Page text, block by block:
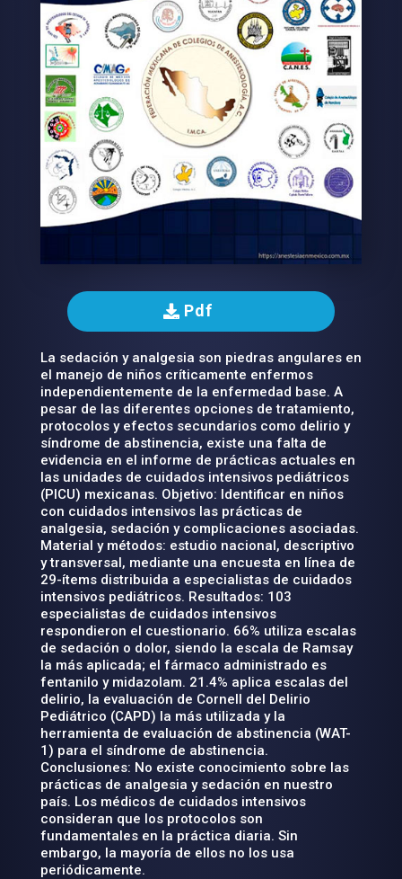
Pdf
La sedación y analgesia son piedras angulares en
el manejo de niños críticamente enfermos
independientemente de la enfermedad base. A
pesar de las diferentes opciones de tratamiento,
protocolos y efectos secundarios como delirio y
síndrome de abstinencia, existe una falta de
evidencia en el informe de prácticas actuales en
las unidades de cuidados intensivos pediátricos
(PICU) mexicanas. Objetivo: Identificar en niños
con cuidados intensivos las prácticas de
analgesia, sedación y complicaciones asociadas.
Material y métodos: estudio nacional, descriptivo
y transversal, mediante una encuesta en línea de
29-ítems distribuida a especialistas de cuidados
intensivos pediátricos. Resultados: 103
especialistas de cuidados intensivos
respondieron el cuestionario. 66% utiliza escalas
de sedación o dolor, siendo la escala de Ramsay
la más aplicada; el fármaco administrado es
fentanilo y midazolam. 21.4% aplica escalas del
delirio, la evaluación de Cornell del Delirio
Pediátrico (CAPD) la más utilizada y la
herramienta de evaluación de abstinencia (WAT-
1) para el síndrome de abstinencia.
Conclusiones: No existe conocimiento sobre las
prácticas de analgesia y sedación en nuestro
país. Los médicos de cuidados intensivos
consideran que los protocolos son
fundamentales en la práctica diaria. Sin
embargo, la mayoría de ellos no los usa
periódicamente.